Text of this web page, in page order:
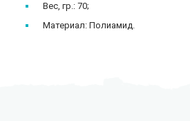
Вес, гр.: 70;
Материал: Полиамид.